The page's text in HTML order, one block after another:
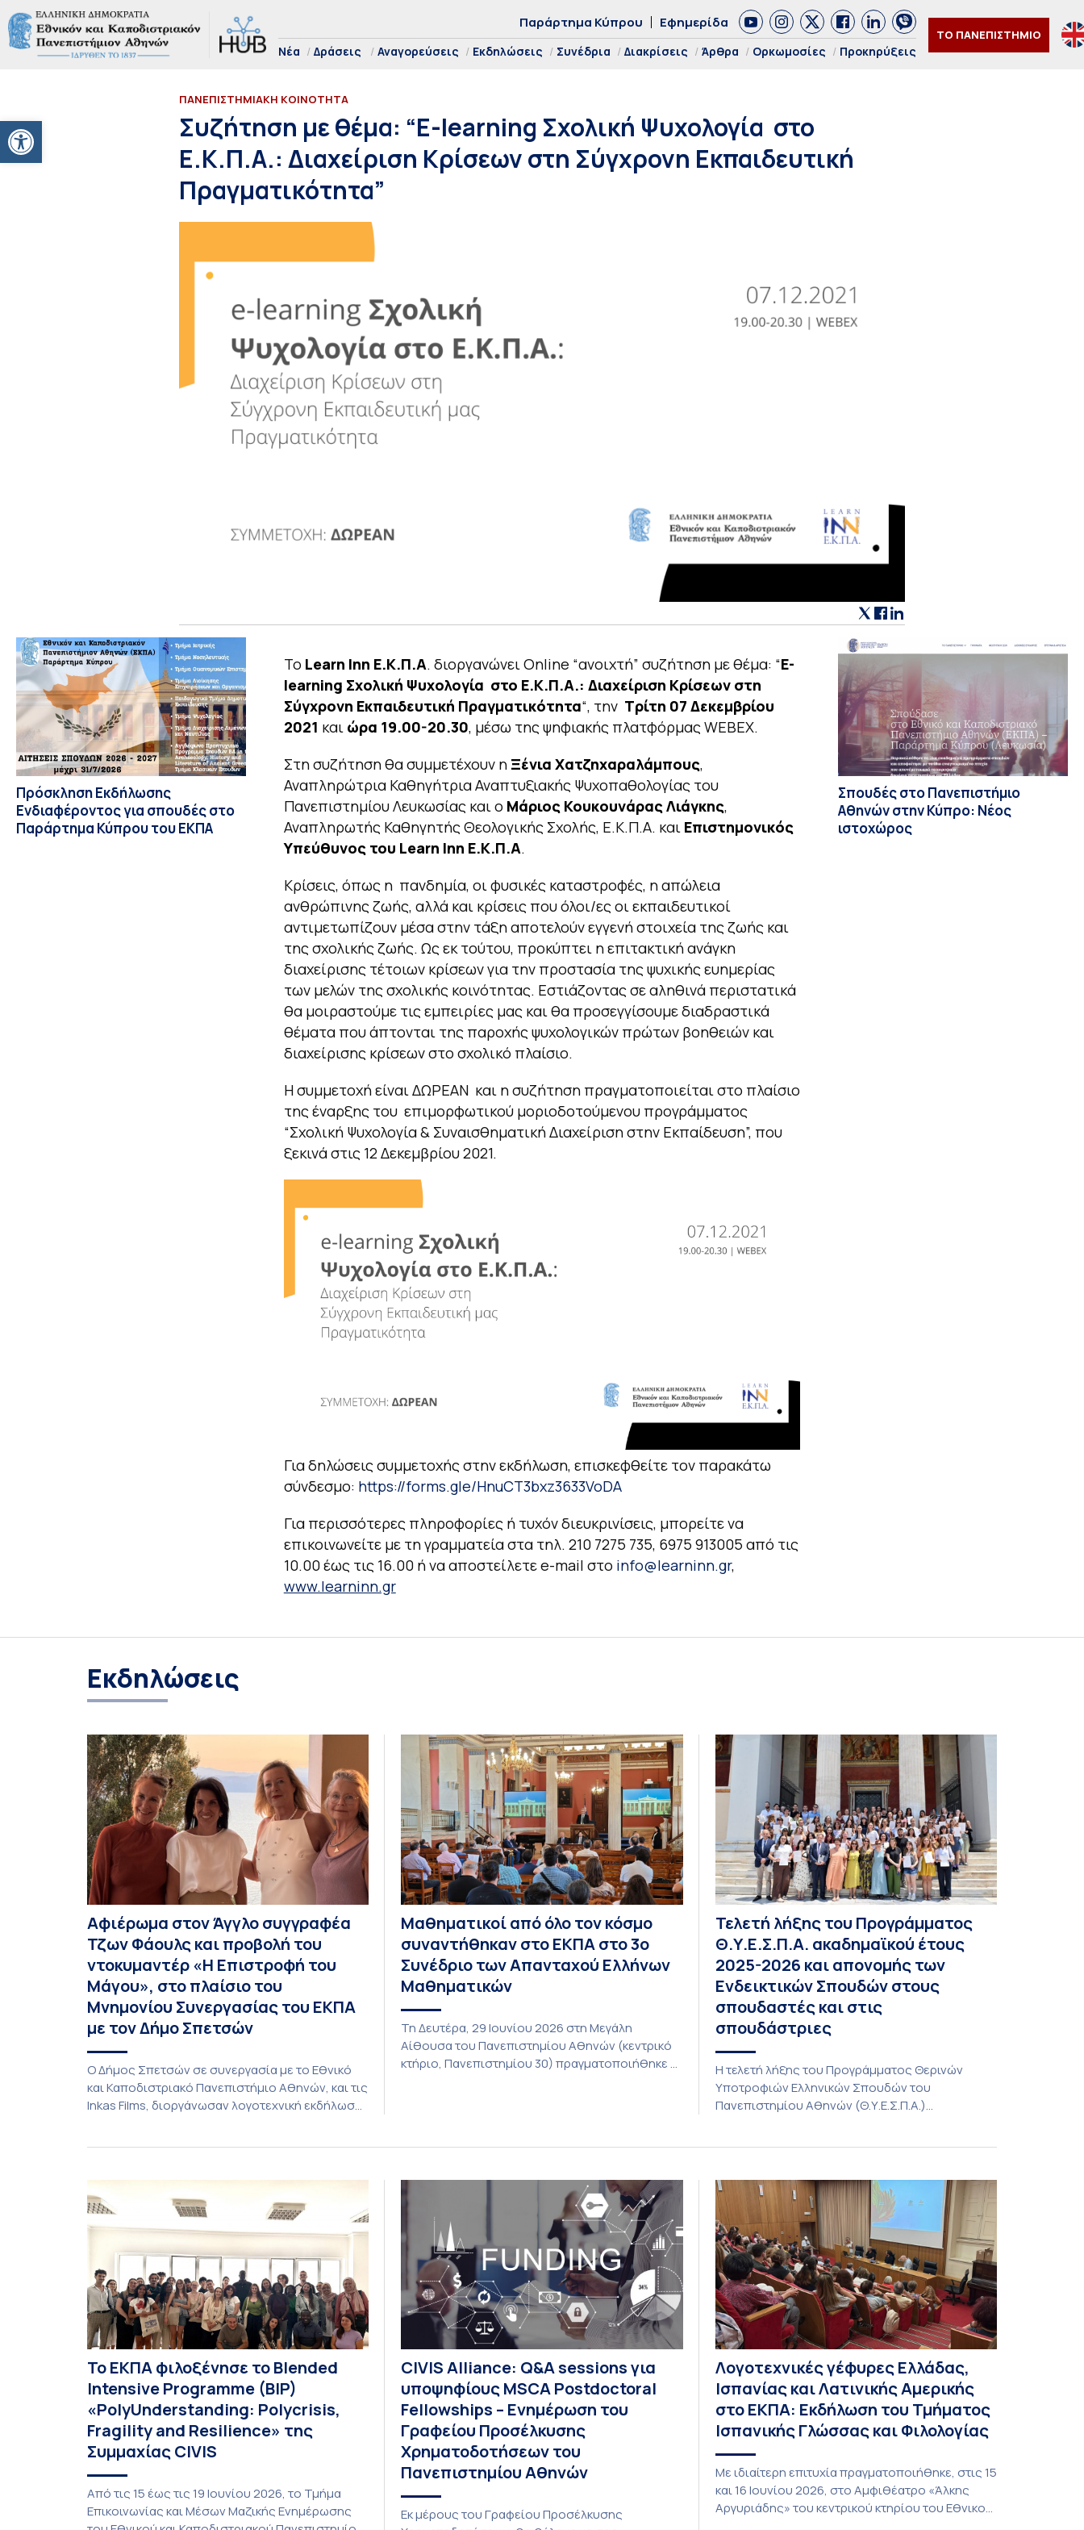
Ανοίξτε τη γραμμή εργαλείων
Παράρτημα Κύπρου Εφημερίδα
Νέα Δράσεις Αναγορεύσεις Εκδηλώσεις Συνέδρια Διακρίσεις Άρθρα Ορκωμοσίες Προκηρύξεις
ΤΟ ΠΑΝΕΠΙΣΤΗΜΙΟ
ΠΑΝΕΠΙΣΤΗΜΙΑΚΗ ΚΟΙΝΟΤΗΤΑ
Συζήτηση με θέμα: “E-learning Σχολική Ψυχολογία στο
Ε.Κ.Π.Α.: Διαχείριση Κρίσεων στη Σύγχρονη Εκπαιδευτική
Πραγματικότητα”
Πρόσκληση Εκδήλωσης
Ενδιαφέροντος για σπουδές στο
Παράρτημα Κύπρου του ΕΚΠΑ
Το Learn Inn Ε.Κ.Π.Α. διοργανώνει Online “ανοιχτή” συζήτηση με θέμα: “E-
learning Σχολική Ψυχολογία στο Ε.Κ.Π.Α.: Διαχείριση Κρίσεων στη
Σύγχρονη Εκπαιδευτική Πραγματικότητα“, την Τρίτη 07 Δεκεμβρίου
2021 και ώρα 19.00-20.30, μέσω της ψηφιακής πλατφόρμας WEBEX.
Στη συζήτηση θα συμμετέχουν η Ξένια Χατζηχαραλάμπους,
Αναπληρώτρια Καθηγήτρια Αναπτυξιακής Ψυχοπαθολογίας του
Πανεπιστημίου Λευκωσίας και ο Μάριος Κουκουνάρας Λιάγκης,
Αναπληρωτής Καθηγητής Θεολογικής Σχολής, Ε.Κ.Π.Α. και Επιστημονικός
Υπεύθυνος του Learn Inn Ε.Κ.Π.Α.
Κρίσεις, όπως η πανδημία, οι φυσικές καταστροφές, η απώλεια
ανθρώπινης ζωής, αλλά και κρίσεις που όλοι/ες οι εκπαιδευτικοί
αντιμετωπίζουν μέσα στην τάξη αποτελούν εγγενή στοιχεία της ζωής και
της σχολικής ζωής. Ως εκ τούτου, προκύπτει η επιτακτική ανάγκη
διαχείρισης τέτοιων κρίσεων για την προστασία της ψυχικής ευημερίας
των μελών της σχολικής κοινότητας. Εστιάζοντας σε αληθινά περιστατικά
θα μοιραστούμε τις εμπειρίες μας και θα προσεγγίσουμε διαδραστικά
θέματα που άπτονται της παροχής ψυχολογικών πρώτων βοηθειών και
διαχείρισης κρίσεων στο σχολικό πλαίσιο.
Η συμμετοχή είναι ΔΩΡΕΑΝ και η συζήτηση πραγματοποιείται στο πλαίσιο
της έναρξης του επιμορφωτικού μοριοδοτούμενου προγράμματος
“Σχολική Ψυχολογία & Συναισθηματική Διαχείριση στην Εκπαίδευση”, που
ξεκινά στις 12 Δεκεμβρίου 2021.
Για δηλώσεις συμμετοχής στην εκδήλωση, επισκεφθείτε τον παρακάτω
σύνδεσμο: https://forms.gle/HnuCT3bxz3633VoDA
Για περισσότερες πληροφορίες ή τυχόν διευκρινίσεις, μπορείτε να
επικοινωνείτε με τη γραμματεία στα τηλ. 210 7275 735, 6975 913005 από τις
10.00 έως τις 16.00 ή να αποστείλετε e-mail στο info@learninn.gr,
www.learninn.gr
Σπουδές στο Πανεπιστήμιο
Αθηνών στην Κύπρο: Νέος
ιστοχώρος
Εκδηλώσεις
Αφιέρωμα στον Άγγλο συγγραφέα
Τζων Φάουλς και προβολή του
ντοκυμαντέρ «Η Επιστροφή του
Μάγου», στο πλαίσιο του
Μνημονίου Συνεργασίας του ΕΚΠΑ
με τον Δήμο Σπετσών
Ο Δήμος Σπετσών σε συνεργασία με το Εθνικό
και Καποδιστριακό Πανεπιστήμιο Αθηνών, και τις
Inkas Films, διοργάνωσαν λογοτεχνική εκδήλωση
επιστροφή του Μάγου». Η εκδήλωση
διοργανώθηκε στο πλαίσιο της συνεργασίας του
Δήμου Σπετσών και του Εθνικού και
Καποδιστριακού […]
Μαθηματικοί από όλο τον κόσμο
συναντήθηκαν στο ΕΚΠΑ στο 3ο
Συνέδριο των Απανταχού Ελλήνων
Μαθηματικών
Τη Δευτέρα, 29 Ιουνίου 2026 στη Μεγάλη
Αίθουσα του Πανεπιστημίου Αθηνών (κεντρικό
κτήριο, Πανεπιστημίου 30) πραγματοποιήθηκε η
Στατιστικής όλων των Πανεπιστημίων της
πραγματοποιήθηκε υπό την αιγίδα […]
Τελετή λήξης του Προγράμματος
Θ.Υ.Ε.Σ.Π.Α. ακαδημαϊκού έτους
2025-2026 και απονομής των
Ενδεικτικών Σπουδών στους
σπουδαστές και στις
σπουδάστριες
Η τελετή λήξης του Προγράμματος Θερινών
Υποτροφιών Ελληνικών Σπουδών του
Πανεπιστημίου Αθηνών (Θ.Υ.Ε.Σ.Π.Α.)
Πέμπτη 9 Ιουλίου 2026 στη Μεγάλη Αίθουσα του
Πανεπιστημίου Αθηνών. Την προσφώνηση
πραγματοποίησε η Αντιπρύτανις Ακαδημαϊκών,
Διεθνών Σχέσεων και Εξωστρέφειας, καθηγήτρια
Σοφία Παπαϊωάννου. Χαιρετισμούς απήθυναν
οι: − Αναπληρωτής […]
Το ΕΚΠΑ φιλοξένησε το Blended
Intensive Programme (BIP)
«PolyUnderstanding: Polycrisis,
Fragility and Resilience» της
Συμμαχίας CIVIS
Από τις 15 έως τις 19 Ιουνίου 2026, το Τμήμα
Επικοινωνίας και Μέσων Μαζικής Ενημέρωσης
CIVIS Alliance: Q&A sessions για
υποψηφίους MSCA Postdoctoral
Fellowships – Ενημέρωση του
Γραφείου Προσέλκυσης
Χρηματοδοτήσεων του
Πανεπιστημίου Αθηνών
Εκ μέρους του Γραφείου Προσέλκυσης
Λογοτεχνικές γέφυρες Ελλάδας,
Ισπανίας και Λατινικής Αμερικής
στο ΕΚΠΑ: Εκδήλωση του Τμήματος
Ισπανικής Γλώσσας και Φιλολογίας
Με ιδιαίτερη επιτυχία πραγματοποιήθηκε, στις 15
και 16 Ιουνίου 2026, στο Αμφιθέατρο «Άλκης
Αργυριάδης» του κεντρικού κτηρίου του Εθνικού